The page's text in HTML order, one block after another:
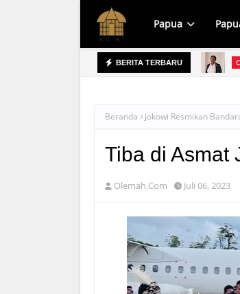
Papua
BERITA TERBARU
Beranda Jokowi Resmikan
Tiba di Asmat
Olemah.Com Juli 06, 2023